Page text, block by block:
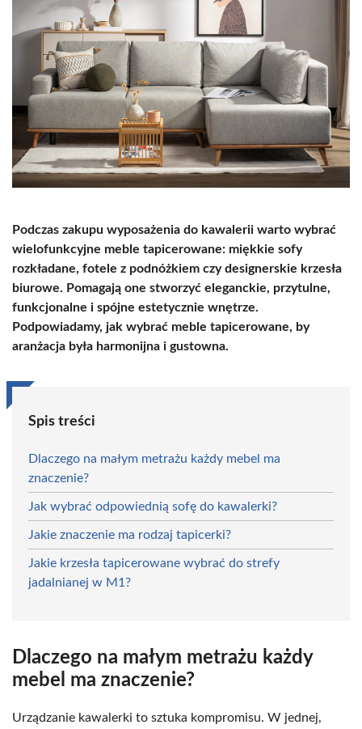
Podczas zakupu wyposażenia do kawalerii warto wybrać
wielofunkcyjne meble tapicerowane: miękkie sofy
rozkładane, fotele z podnóżkiem czy designerskie krzesła
biurowe. Pomagają one stworzyć eleganckie, przytulne,
funkcjonalne i spójne estetycznie wnętrze.
Podpowiadamy, jak wybrać meble tapicerowane, by
aranżacja była harmonijna i gustowna.
Spis treści
Dlaczego na małym metrażu każdy mebel ma
znaczenie?
Jak wybrać odpowiednią sofę do kawalerki?
Jakie znaczenie ma rodzaj tapicerki?
Jakie krzesła tapicerowane wybrać do strefy
jadalnianej w M1?
Dlaczego na małym metrażu każdy
mebel ma znaczenie?
Urządzanie kawalerki to sztuka kompromisu. W jednej,